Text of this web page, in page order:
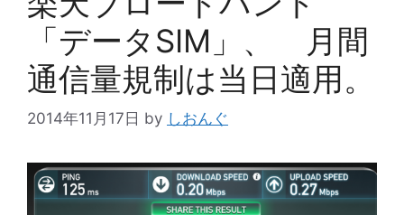
「データSIM」、 月間
通信量規制は当日適用。
2014年11月17日 by しおんぐ